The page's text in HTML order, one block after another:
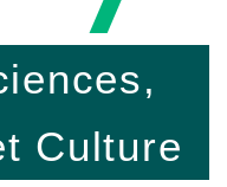
Culture